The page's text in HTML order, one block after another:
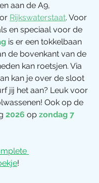
aan de A9,
Rijkswaterstaat. Voor
en speciaal voor de
is er een tokkelbaan
de bovenkant van de
kan roetsjen. Via
kan je over de sloot
jij het aan? Leuk voor
Ook op de
2026 op zondag 7
!